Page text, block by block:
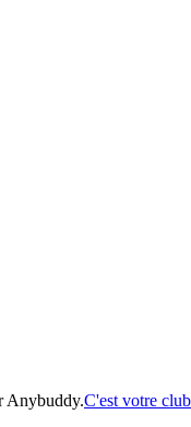
Anybuddy.C'est votre